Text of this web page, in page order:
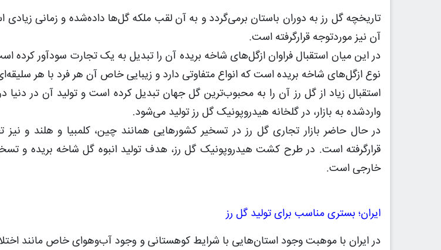
تاریخچه گل رز به دوران باستان برمی‌گردد و به آن لقب ملکه گل‌ها داده‌شده و زمانی
آن نیز موردتوجه قرارگرفته است.
در این میان استقبال فراوان ازگل‌های شاخه بریده آن را تبدیل به یک تجارت سودآور کرده
نوع ازگل‌های شاخه بریده است که انواع متفاوتی دارد و زیبایی خاص آن هر فرد با هر
استقبال زیاد از گل رز آن را به محبوب‌ترین گل جهان تبدیل کرده است و تولید آن در دنیا
واردشده به بازار، در گلخانه هیدروپونیک گل رز تولید می‌شود.
در حال حاضر بازار تجاری گل رز در تسخیر کشورهایی همانند چین، کلمبیا و هلند و نیز
قرارگرفته است. در طرح کشت هیدروپونیک گل رز، هدف تولید انبوه گل شاخه بریده و
خارجی است.
ایران؛ بستری مناسب برای تولید گل رز
در ایران با موهبت وجود استان‌هایی با شرایط کوهستانی و وجود آب‌وهوای خاص مانند